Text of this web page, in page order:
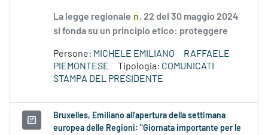
La legge regionale n. 22 del 30 maggio 2024
si fonda su un principio etico: proteggere
Persone: MICHELE EMILIANO
RAFFAELE
PIEMONTESE
Tipologia: COMUNICATI
STAMPA DEL PRESIDENTE
Bruxelles, Emiliano all'apertura della settimana
europea delle Regioni: "Giornata importante per le